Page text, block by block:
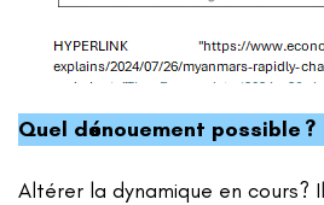
Quel dénouement possible ?
Altérer la dynamique en cours?